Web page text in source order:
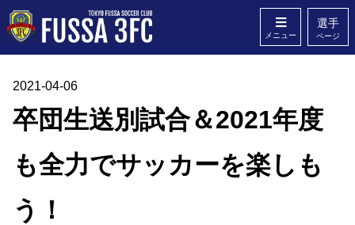
メニュー
ホーム
スタッフ Q&A
無料体験 お問い合わせ
選手
ページ
2021-04-06
卒団生送別試合＆2021年度
も全力でサッカーを楽しも
う！